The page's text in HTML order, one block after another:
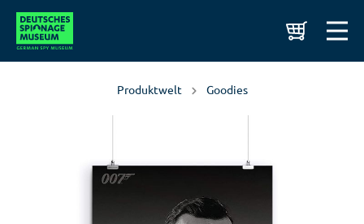
Produktwelt Goodies